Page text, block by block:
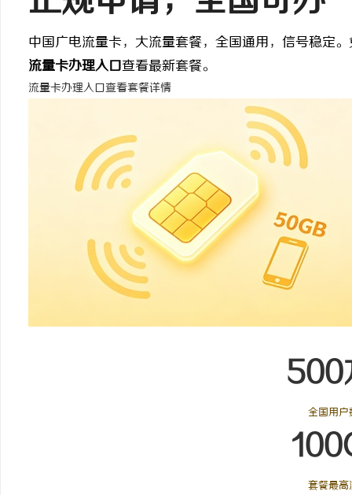
中国广电流量卡，大流量套餐，全国通用，信号稳定
流量卡办理入口查看最新套餐。
流量卡办理入口查看套餐详情
500
全国用户
套餐最高
面解析虾皮影视：现代影视娱乐平台的创新 7788电影网：打造全新
平台解析